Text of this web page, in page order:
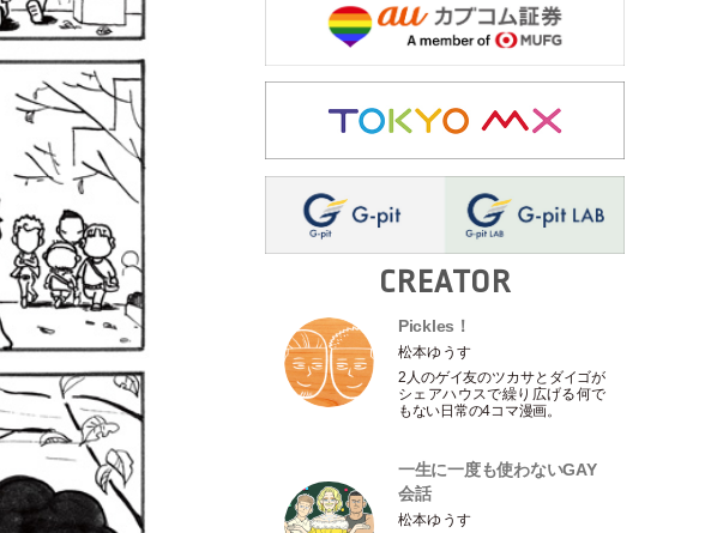
CREATOR
Pickles！
松本ゆうす
2人のゲイ友のツカサとダイゴが
シェアハウスで繰り広げる何で
もない日常の4コマ漫画。
一生に一度も使わないGAY
会話
松本ゆうす